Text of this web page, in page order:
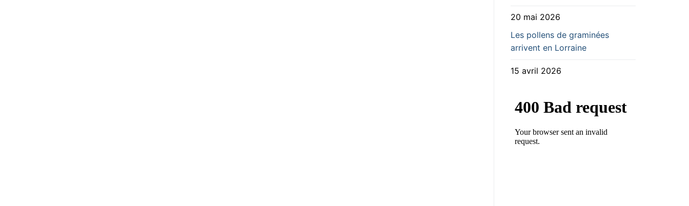
20 mai 2026
Les pollens de graminées
arrivent en Lorraine
15 avril 2026